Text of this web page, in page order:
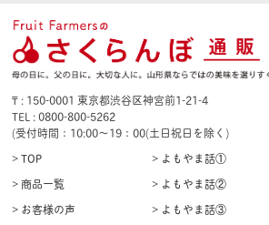
₸ : 150-0001 東京都渋谷区神宮前1-21-4
TEL : 0800-800-5262
(受付時間：10:00〜19：00(土日祝日を除く)
> TOP
> 商品一覧
> お客様の声
> よもやま話①
> よもやま話②
> よもやま話③